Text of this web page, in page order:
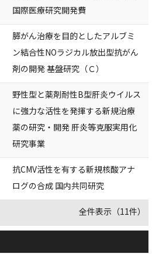
国際医療研究開発費
膵がん治療を目的としたアルブミ
ン結合性NOラジカル放出型抗がん
剤の開発 基盤研究（Ｃ）
野性型と薬剤耐性B型肝炎ウイルス
に強力な活性を発揮する新規治療
薬の研究・開発 肝炎等克服実用化
研究事業
抗CMV活性を有する新規核酸アナ
ログの合成 国内共同研究
全件表示（11件）